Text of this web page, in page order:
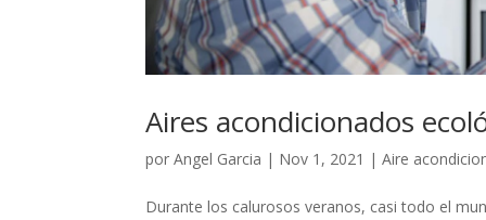
Aires acondicionados
porAngel Garcia | Nov 1, 2021 |Aire
Durante los calurosos veranos, casi todo el